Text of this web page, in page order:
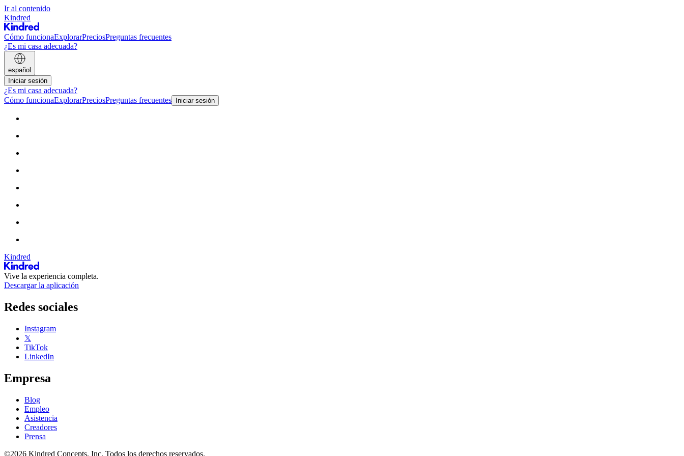
Ir al contenido
Kindred
Cómo funcionaExplorarPreciosPreguntas frecuentes
¿Es mi casa adecuada?
español
Iniciar sesión
¿Es mi casa adecuada?
Cómo funcionaExplorarPreciosPreguntas frecuentes Iniciar sesión
Kindred
Vive la experiencia completa.
Descargar la aplicación
Redes sociales
Instagram
𝕏
TikTok
LinkedIn
Empresa
Blog
Empleo
Asistencia
Creadores
Prensa
©2026 Kindred Concepts, Inc. Todos los derechos reservados.